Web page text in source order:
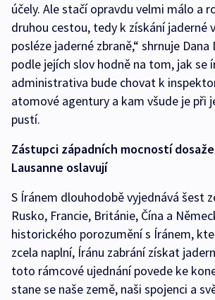
účely. Ale stačí opravdu velmi málo a
druhou cestou, tedy k získání jaderné
posléze jaderné zbraně,“ shrnuje Dana
podle jejích slov hodně na tom, jak se
administrativa bude chovat k
atomové agentury a kam všude je při
pustí.
Zástupci západních mocností
Lausanne oslavují
S Íránem dlouhodobě vyjednává šest
Rusko, Francie, Británie, Čína a
historického porozumění s Íránem,
zcela naplní, Íránu zabrání získat
toto rámcové ujednání povede ke
stane se naše země, naši spojenci a